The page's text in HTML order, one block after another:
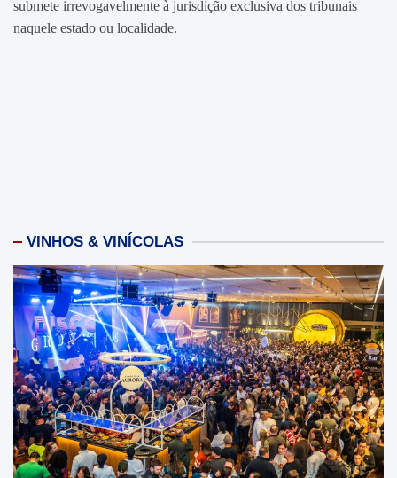
submete irrevogavelmente à jurisdição exclusiva dos tribunais
naquele estado ou localidade.
VINHOS & VINÍCOLAS